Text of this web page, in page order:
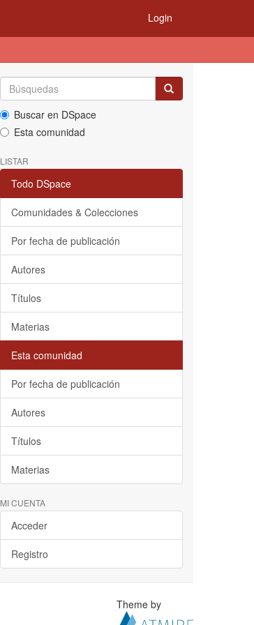
Login
Buscar en DSpace
Esta comunidad
LISTAR
Todo DSpace
Comunidades & Colecciones
Por fecha de publicación
Autores
Títulos
Materias
Esta comunidad
Por fecha de publicación
Autores
Títulos
Materias
MI CUENTA
Acceder
Registro
Theme by